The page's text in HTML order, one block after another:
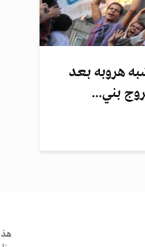
هروبه بعد